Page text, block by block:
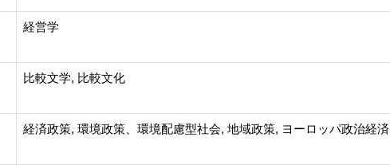
経営学
比較文学, 比較文化
経済政策, 環境政策、環境配慮型社会, 地域政策, ヨーロッパ政治経済